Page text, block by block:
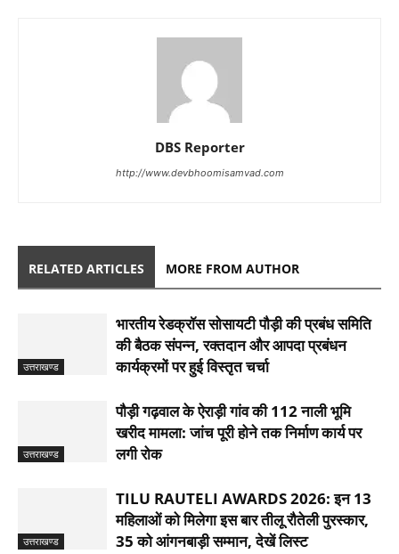
DBS Reporter
http://www.devbhoomisamvad.com
RELATED ARTICLES MORE FROM AUTHOR
उत्तराखण्ड
भारतीय रेडक्रॉस सोसायटी पौड़ी की प्रबंध समिति
की बैठक संपन्न, रक्तदान और आपदा प्रबंधन
कार्यक्रमों पर हुई विस्तृत चर्चा
उत्तराखण्ड
पौड़ी गढ़वाल के ऐराड़ी गांव की 112 नाली भूमि
खरीद मामला: जांच पूरी होने तक निर्माण कार्य पर
लगी रोक
उत्तराखण्ड
TILU RAUTELI AWARDS 2026: इन 13
महिलाओं को मिलेगा इस बार तीलू रौतेली पुरस्कार,
35 को आंगनबाड़ी सम्मान, देखें लिस्ट